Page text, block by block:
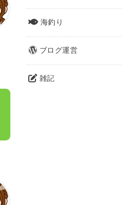
海釣り
ブログ運営
雑記